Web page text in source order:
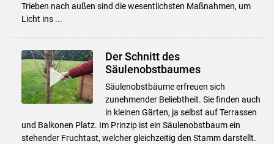
Skip to main content
Trieben nach außen sind die wesentlichsten Maßnahmen, um
Licht ins ...
Der Schnitt des
Säulenobstbaumes
Säulenobstbäume erfreuen sich
zunehmender Beliebtheit. Sie finden auch
in kleinen Gärten, ja selbst auf Terrassen
und Balkonen Platz. Im Prinzip ist ein Säulenobstbaum ein
stehender Fruchtast, welcher gleichzeitig den Stamm darstellt.